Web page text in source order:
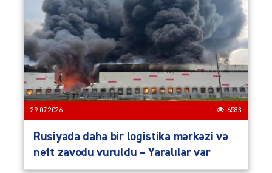
29.07.2026 6583
Rusiyada daha bir logistika mərkəzi və
neft zavodu vuruldu – Yaralılar var